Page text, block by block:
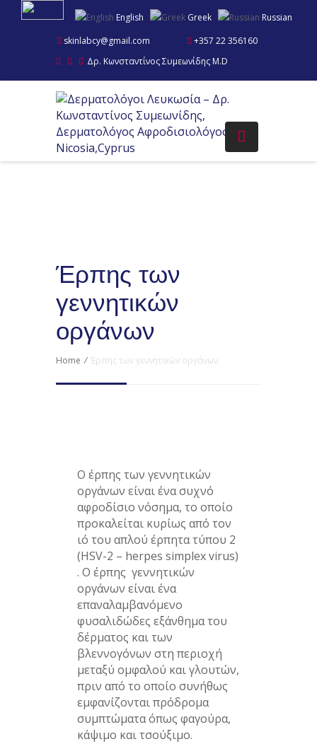
English Greek
Russian
skinlabcy@gmail.com
+357 22 356160
Δρ. Κωνσταντίνος Συμεωνίδης M.D
Έρπης των
γεννητικών
οργάνων
Home / Έρπης των γεννητικών οργάνων
Ο έρπης των γεννητικών
οργάνων είναι ένα συχνό
αφροδίσιο νόσημα, το οποίο
προκαλείται κυρίως από τον
ιό του απλού έρπητα τύπου 2
(HSV-2 – herpes simplex virus)
. Ο έρπης γεννητικών
οργάνων είναι ένα
επαναλαμβανόμενο
φυσαλιδώδες εξάνθημα του
δέρματος και των
βλεννογόνων στη περιοχή
μεταξύ ομφαλού και γλουτών,
πριν από το οποίο συνήθως
εμφανίζονται πρόδρομα
συμπτώματα όπως φαγούρα,
κάψιμο και τσούξιμο.